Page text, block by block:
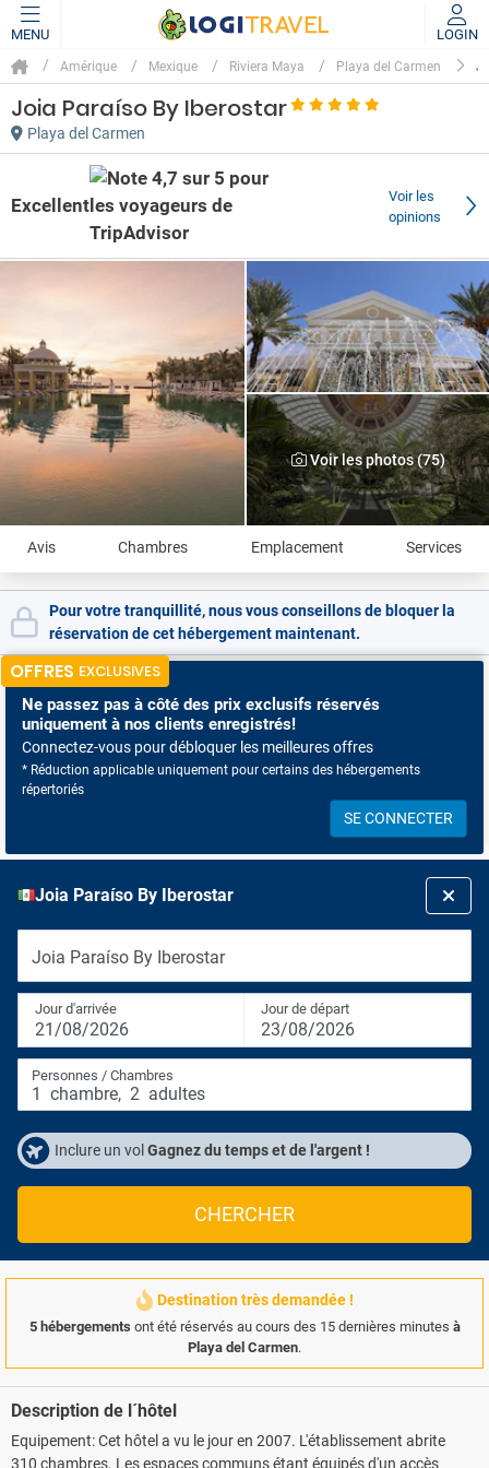
MENU LOGIN
Amérique Mexique Riviera Maya Playa del Carmen
Joia Paraíso By Iberostar
Playa del Carmen
Excellent
Voir les
opinions
Voir les photos (75)
Avis Chambres Emplacement Services
Pour votre tranquillité, nous vous conseillons de bloquer la
réservation de cet hébergement maintenant.
OFFRES EXCLUSIVES
Ne passez pas à côté des prix exclusifs réservés
uniquement à nos clients enregistrés!
Connectez-vous pour débloquer les meilleures offres
* Réduction applicable uniquement pour certains des hébergements
répertoriés
SE CONNECTER
Joia Paraíso By Iberostar
Joia Paraíso By Iberostar
Jour d'arrivée
21/08/2026
Jour de départ
23/08/2026
Personnes / Chambres
1 chambre, 2 adultes
Inclure un vol Gagnez du temps et de l'argent !
CHERCHER
Destination très demandée !
5 hébergements ont été réservés au cours des 15 dernières minutes à
Playa del Carmen.
Description de l´hôtel
Equipement: Cet hôtel a vu le jour en 2007. L'établissement abrite
310 chambres. Les espaces communs étant équipés d'un accès